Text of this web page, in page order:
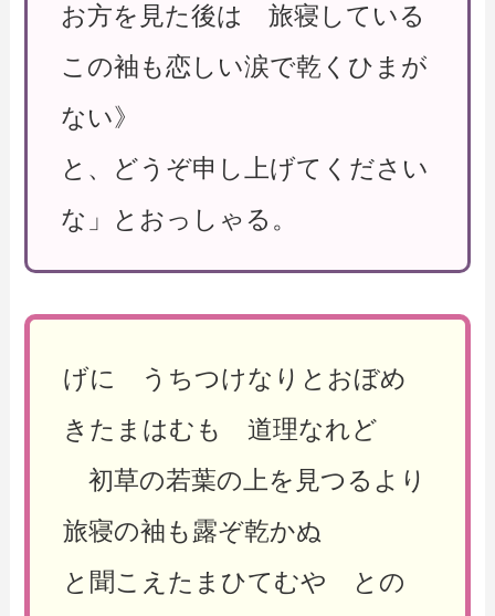
お方を見た後は 旅寝している
この袖も恋しい涙で乾くひまが
ない》
と、どうぞ申し上げてください
な」とおっしゃる。
げに うちつけなりとおぼめ
きたまはむも 道理なれど
初草の若葉の上を見つるより
旅寝の袖も露ぞ乾かぬ
と聞こえたまひてむや との